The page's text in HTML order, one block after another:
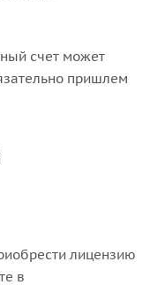
счет может
пришлем
лицензию
в